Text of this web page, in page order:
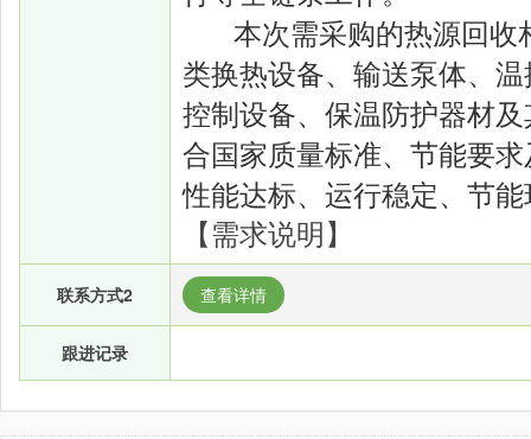
本次需采购的热源回
类换热设备、输送泵体、
控制设备、保温防护器材
合国家质量标准、节能要
性能达标、运行稳定、节
【需求说明】
联系方式2
跟进记录